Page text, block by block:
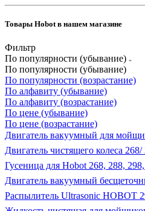
Товары Hobot в нашем магазине
Фильтр
По популярности (убывание)
По популярности (убывание)
По популярности (возрастание)
По алфавиту (убывание)
По алфавиту (возрастание)
По цене (убывание)
По цене (возрастание)
Двигатель вакуумный для
Двигатель чистящего колеса
Гусеница для Hobot 268, 288,
Двигатель вакуумный
Распылитель Ultrasonic HOBOT